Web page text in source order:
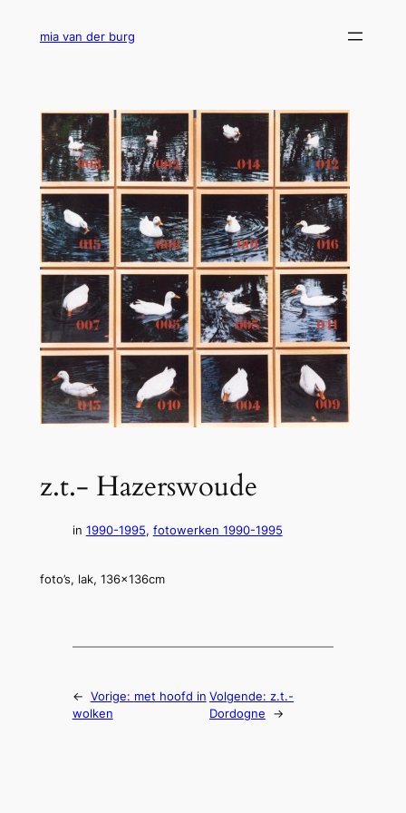
mia van der burg
z.t.- Hazerswoude
in 1990-1995, fotowerken 1990-1995
foto’s, lak, 136x136cm
← Vorige: met hoofd in
wolken
Volgende: z.t.-
Dordogne
→